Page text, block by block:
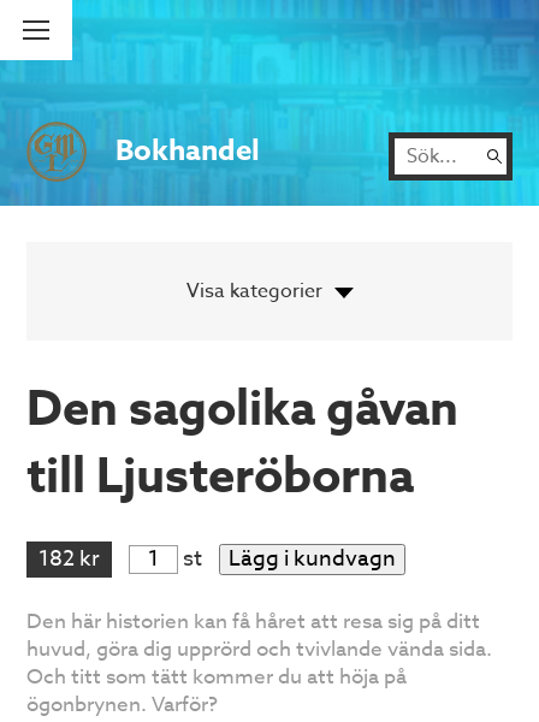
Bokhandel
Den sagolika gåvan
till Ljusteröborna
182 kr st Lägg i kundvagn
Den här historien kan få håret att resa sig på ditt
huvud, göra dig upprörd och tvivlande vända sida.
Och titt som tätt kommer du att höja på
ögonbrynen. Varför?